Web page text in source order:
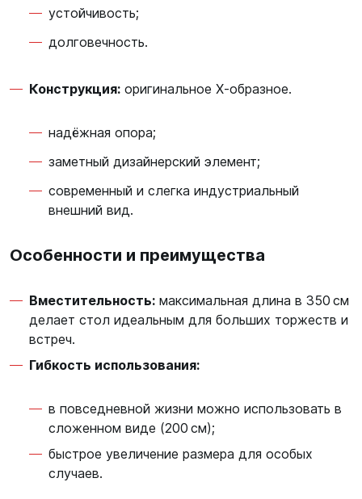
устойчивость;
долговечность.
Конструкция: оригинальное Х‑образное.
надёжная опора;
заметный дизайнерский элемент;
современный и слегка индустриальный
внешний вид.
Особенности и преимущества
Вместительность: максимальная длина в 350 см
делает стол идеальным для больших торжеств и
встреч.
Гибкость использования:
в повседневной жизни можно использовать в
сложенном виде (200 см);
быстрое увеличение размера для особых
случаев.